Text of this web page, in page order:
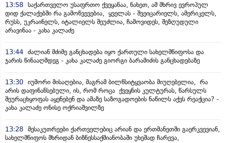
13:58 საქართველო უსაფრთო ქვეყანაა, ნახეთ, ამ მხრივ ევროპულ
დიდ ქალაქებში რა გამოწვევებია, ყველას - შვეიცარიელს, ამერიკელს,
რუსს, უკრაინელს, იტალიელს შეუძლია, ჩამოვიდეს, შეზღუდული
არავინაა - კახა კალაძე
13:44 ძალიან მძიმე განცხადება იყო ქართული სახელმწიფოსა და
ჯარის წინააღმდეგ - კახა კალაძე გიორგი ბარამიძის განცხადებაზე
13:30 იუმორი მისაღებია, მაგრამ ბილწსიტყვაობა მიუღებელია, რა
არის დაფინანსებული, ის, რომ როცა ქვეყნის კულტურას, წარსულს
შეურაცხყოფას აყენებენ და ამაზე საზოგადოების ნაწილს აქვს რეაქცია? -
კახა კალაძე ონისე ოქრიაშვილზე
13:28 მესაკუთრეები ქართველებიც არიან და ერთმანეთში გაერკვევიან,
სახელმწიფოს მხრიდან ბიზნესსაქმიანობაში უხეშად ჩარევა,